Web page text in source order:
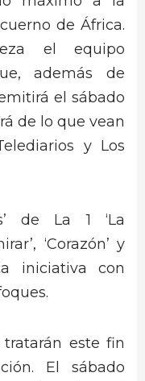
de África.
el equipo
además de
el sábado
de lo que vean
y Los
de La 1 ‘La
‘Corazón’ y
iniciativa con
este fin
El sábado